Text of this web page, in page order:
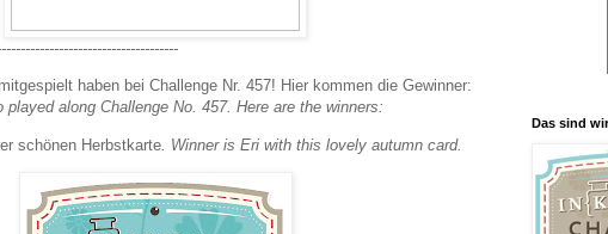
haben bei Challenge Nr. 457! Hier kommen die Gewinner:
along Challenge No. 457. Here are the winners:
schönen Herbstkarte . Winner is Eri with this lovely autumn card.
Das sind